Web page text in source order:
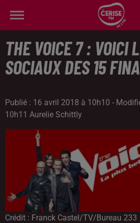
THE VOICE 7 : VOICI
SOCIAUX DES 15
Publié : 16 avril 2018 à 10h10 -
10h11 Aurelie Schittly
Crédit : Franck Castel/TV/Bureau 233